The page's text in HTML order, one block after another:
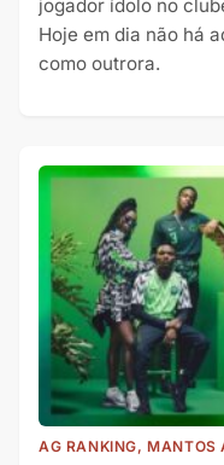
jogador ídolo no
Hoje em dia não há
como outrora.
AG RANKING, MANTOS